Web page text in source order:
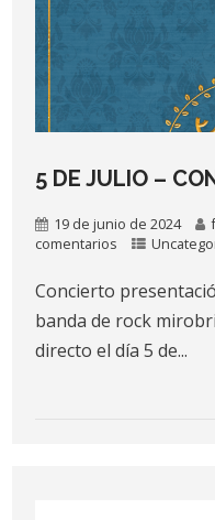
5 DE JULIO –
19 de junio de 2024
comentarios
Concierto
banda de rock
directo el día 5 de...